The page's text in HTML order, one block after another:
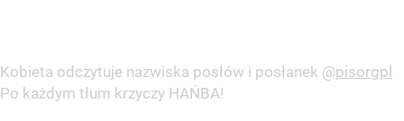
Kobieta odczytuje nazwiska posłów i posłanek @pisorgpl
Po każdym tłum krzyczy HAŃBA!